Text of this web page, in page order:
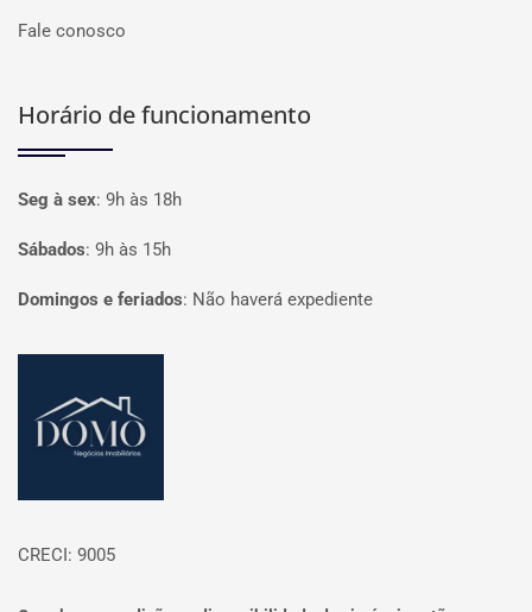
Fale conosco
Horário de funcionamento
Seg à sex: 9h às 18h
Sábados: 9h às 15h
Domingos e feriados: Não haverá expediente
CRECI: 9005